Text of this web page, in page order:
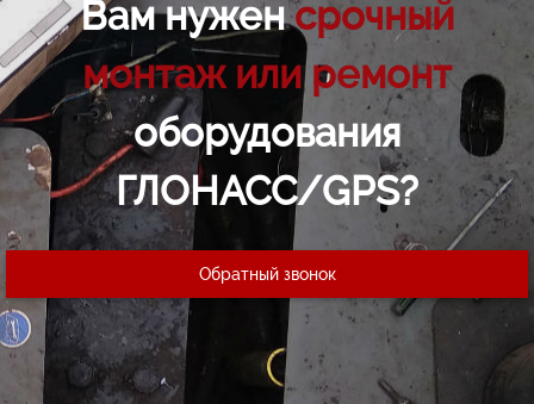
Вам нуженсрочный
монтаж или ремонт
оборудования
ГЛОНАСС/GPS?
Обратный звонок